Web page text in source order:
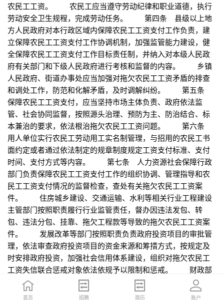
农民工工资。 农民工应当遵守劳动纪律和职业道德，执行
劳动安全卫生规程，完成劳动任务。 第四条 县级以上地
方人民政府对本行政区域内保障农民工工资支付工作负责，建
立保障农民工工资支付工作协调机制，加强监管能力建设，健
全保障农民工工资支付工作目标责任制，并纳入对本级人民政
府有关部门和下级人民政府进行考核和监督的内容。 乡镇
人民政府、街道办事处应当加强对拖欠农民工工资矛盾的排查
和调处工作，防范和化解矛盾，及时调解纠纷。 第五条
保障农民工工资支付，应当坚持市场主体负责、政府依法监
管、社会协同监督，按照源头治理、预防为主、防治结合、标
本兼治的要求，依法根治拖欠农民工工资问题。 第六条
用人单位实行农民工劳动用工实名制管理，与招用的农民工书
面约定或者通过依法制定的规章制度规定工资支付标准、支付
时间、支付方式等内容。 第七条 人力资源社会保障行政
部门负责保障农民工工资支付工作的组织协调、管理指导和农
民工工资支付情况的监督检查，查处有关拖欠农民工工资案
件。 住房城乡建设、交通运输、水利等相关行业工程建设
主管部门按照职责履行行业监管责任，督办因违法发包、转
包、违法分包、挂靠、拖欠工程款等导致的拖欠农民工工资案
件。 发展改革等部门按照职责负责政府投资项目的审批管
理，依法审查政府投资项目的资金来源和筹措方式，按规定及
时安排政府投资，加强社会信用体系建设，组织对拖欠农民工
工资失信联合惩戒对象依法依规予以限制和惩戒。 财政部
门负责政府投资资金的预算管理，根据经批准的预算按规定及
时足额拨付政府投资资金。 公安机关负责及时受理、侦办
首页 招聘 简历 账户
首页 招聘 简历 账户